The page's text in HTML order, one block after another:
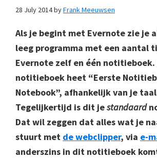
28 July 2014byFrank Meeuwsen
Als je begint met Evernote zie je
leeg programma met een aantal
Evernote zelf en één notitieboek.
notitieboek heet “Eerste
Notebook”, afhankelijk van je
Tegelijkertijd is dit jestandaard
Dat wil zeggen dat alles wat je
stuurt met de webclipper, via e-
anderszins in dit notitieboek